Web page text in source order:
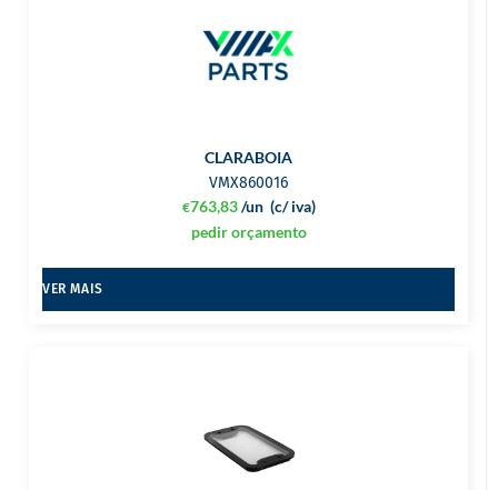
CLARABOIA
VMX860016
€763,83 (c/ iva)
/un
pedir orçamento
VER MAIS